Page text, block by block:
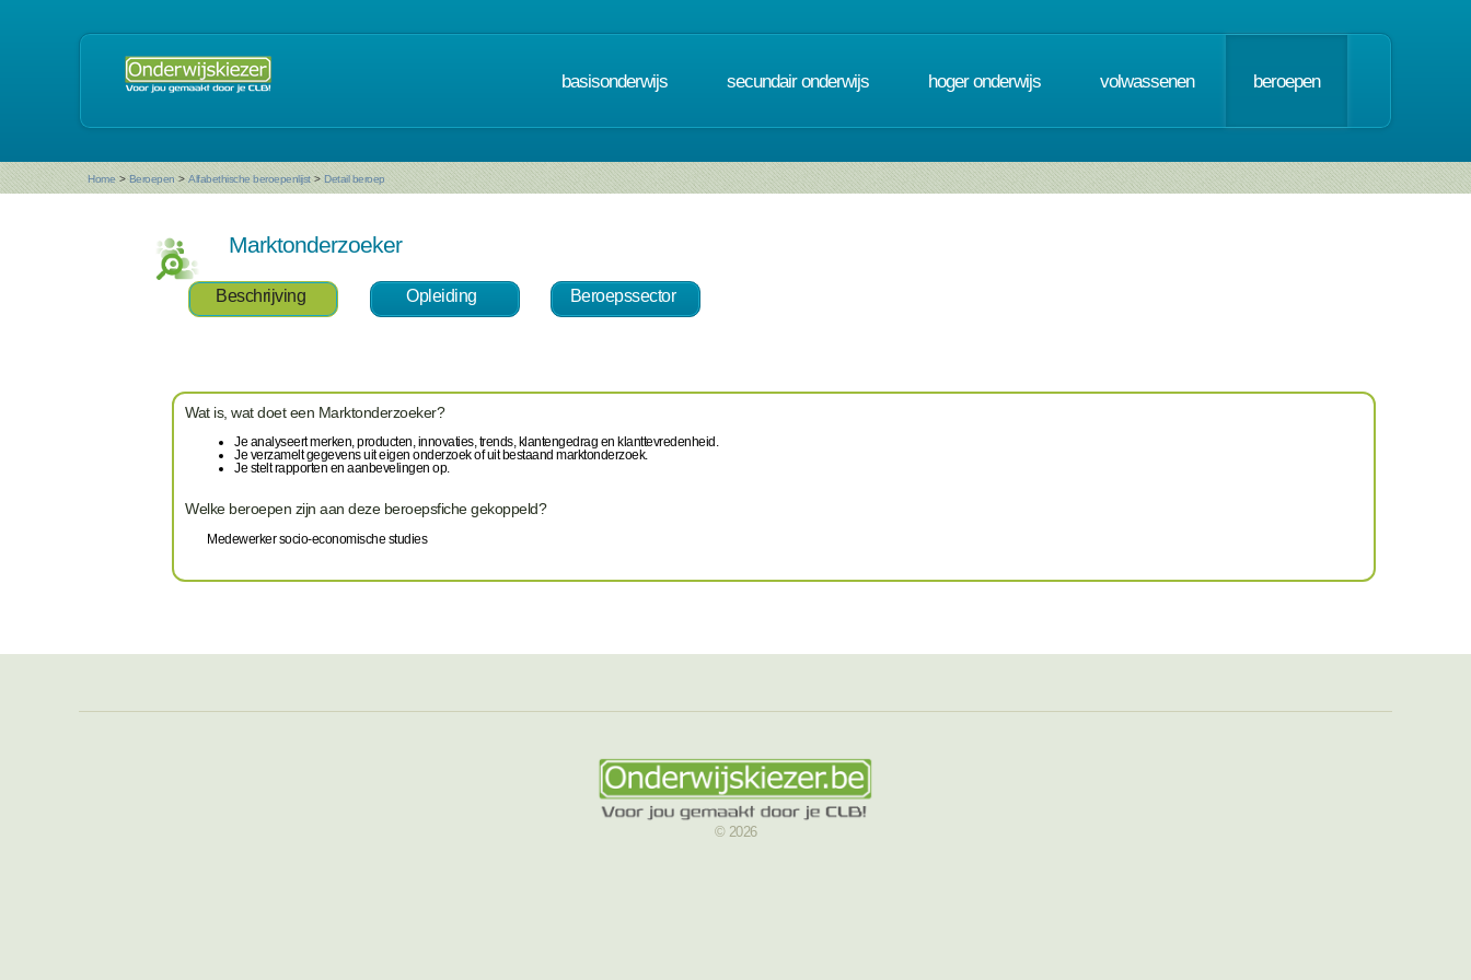
basisonderwijs secundair onderwijs hoger onderwijs volwassenen beroepen
Home > Beroepen > Alfabethische beroepenlijst > Detail beroep
Marktonderzoeker
Beschrijving Opleiding Beroepssector
Wat is, wat doet een Marktonderzoeker?
Je analyseert merken, producten, innovaties, trends, klantengedrag en klanttevredenheid.
Je verzamelt gegevens uit eigen onderzoek of uit bestaand marktonderzoek.
Je stelt rapporten en aanbevelingen op.
Welke beroepen zijn aan deze beroepsfiche gekoppeld?
Medewerker socio-economische studies
© 2026